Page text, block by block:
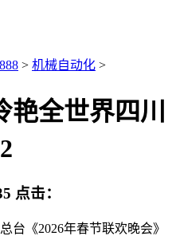
> 机械自动化 >
全世界四川
点击：
《2026年春节联欢晚会》